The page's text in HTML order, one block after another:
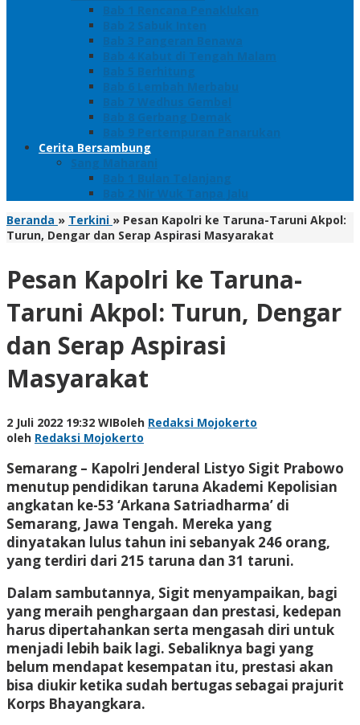
Bab 1 Rencana Penaklukan
Bab 2 Sabuk Inten
Bab 3 Pangeran Benawa
Bab 4 Kabut di Tengah Malam
Bab 5 Berhitung
Bab 6 Lembah Merbabu
Bab 7 Wedhus Gembel
Bab 8 Gerbang Demak
Bab 9 Pertempuran Panarukan
Cerita Bersambung
Sang Maharani
Bab 1 Bulan Telanjang
Bab 2 Nir Wuk Tanpa Jalu
Beranda » Terkini » Pesan Kapolri ke Taruna-Taruni Akpol:
Turun, Dengar dan Serap Aspirasi Masyarakat
Pesan Kapolri ke Taruna-
Taruni Akpol: Turun, Dengar
dan Serap Aspirasi
Masyarakat
2 Juli 2022 19:32 WIBoleh Redaksi Mojokerto
oleh Redaksi Mojokerto
Semarang – Kapolri Jenderal Listyo Sigit Prabowo
menutup pendidikan taruna Akademi Kepolisian
angkatan ke-53 ‘Arkana Satriadharma’ di
Semarang, Jawa Tengah. Mereka yang
dinyatakan lulus tahun ini sebanyak 246 orang,
yang terdiri dari 215 taruna dan 31 taruni.
Dalam sambutannya, Sigit menyampaikan, bagi
yang meraih penghargaan dan prestasi, kedepan
harus dipertahankan serta mengasah diri untuk
menjadi lebih baik lagi. Sebaliknya bagi yang
belum mendapat kesempatan itu, prestasi akan
bisa diukir ketika sudah bertugas sebagai prajurit
Korps Bhayangkara.